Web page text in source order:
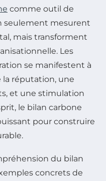
comme outil de
seulement mesurent
mais transforment
Les
se manifestent à
la réputation, une
et une stimulation
le bilan carbone
pour construire
du bilan
concrets de